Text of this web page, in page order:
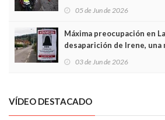
frontal
05 de Jun de 2026
Máxima preocupación en
desaparición de Irene, una
03 de Jun de 2026
VÍDEO DESTACADO